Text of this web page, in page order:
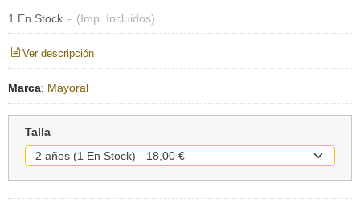
1 En Stock - (Imp. Incluidos)
Ver descripción
Marca: Mayoral
Talla